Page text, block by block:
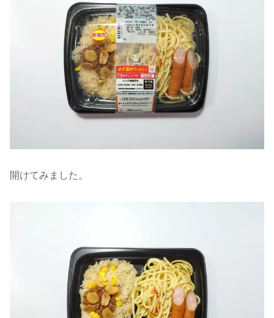
開けてみました。